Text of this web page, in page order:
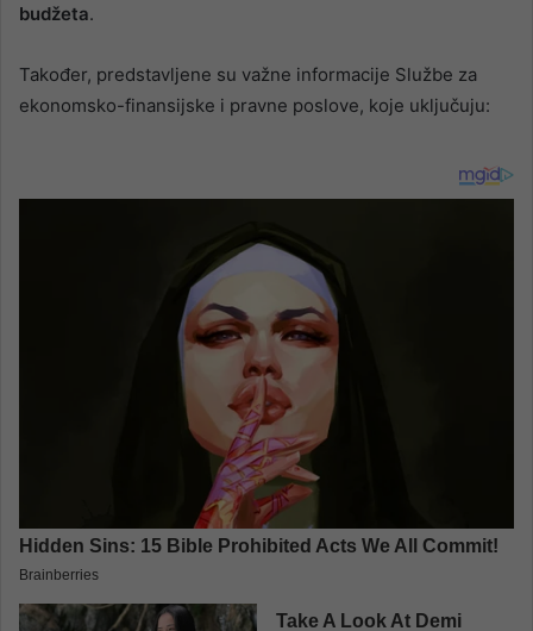
budžeta.
Također, predstavljene su važne informacije Službe za
ekonomsko-finansijske i pravne poslove, koje uključuju: